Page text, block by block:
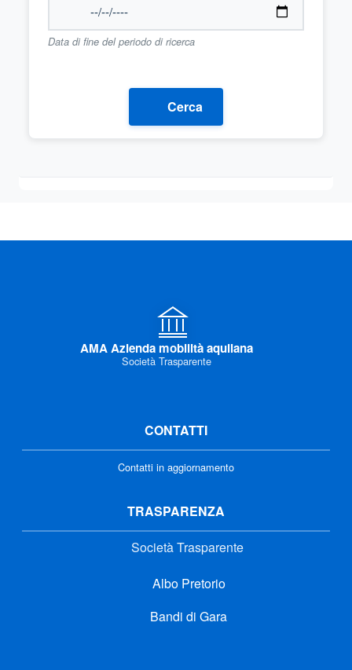
Data di fine del periodo di ricerca
Cerca
AMA Azienda mobilità aquilana
Società Trasparente
CONTATTI
Contatti in aggiornamento
TRASPARENZA
Società Trasparente
Albo Pretorio
Bandi di Gara